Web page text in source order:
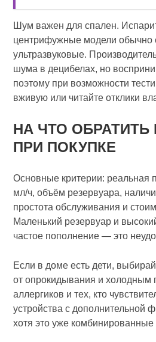
Шум важен для спален.
центрифужные модели обычно
ультразвуковые.
шума в децибелах, но
поэтому при возможности
вживую или читайте отклики
НА ЧТО
ПРИ ПОКУПКЕ
Основные критерии: реальная
мл/ч, объём резервуара,
простота обслуживания и
Маленький резервуар и
частое пополнение — это
Если в доме есть дети,
от опрокидывания и холодным
аллергиков и тех, кто
устройства с дополнительной
хотя это уже